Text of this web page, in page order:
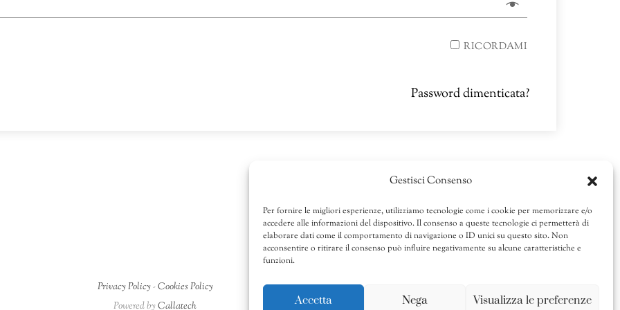
Gestisci Consenso
Per fornire le migliori esperienze, utilizziamo tecnologie come i cookie per memorizzare e/o
accedere alle informazioni del dispositivo. Il consenso a queste tecnologie ci permetterà di
elaborare dati come il comportamento di navigazione o ID unici su questo sito. Non
acconsentire o ritirare il consenso può influire negativamente su alcune caratteristiche e
funzioni.
Accetta Nega Visualizza le preferenze
RICORDAMI
Password dimenticata?
Privacy Policy-Cookies Policy
Powered byCallatech